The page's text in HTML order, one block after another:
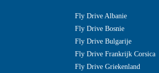
Fly Drive Albanie
Fly Drive Bosnie
Fly Drive Bulgarije
Fly Drive Frankrijk Corsica
Fly Drive Griekenland